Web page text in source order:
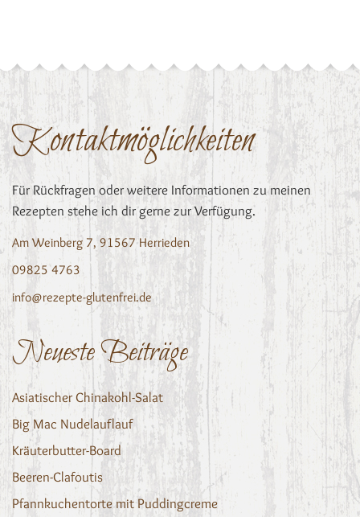
Kontaktmöglichkeiten
Für Rückfragen oder weitere Informationen zu meinen
Rezepten stehe ich dir gerne zur Verfügung.
Am Weinberg 7, 91567 Herrieden
09825 4763
info@rezepte-glutenfrei.de
Neueste Beiträge
Asiatischer Chinakohl-Salat
Big Mac Nudelauflauf
Kräuterbutter-Board
Beeren-Clafoutis
Pfannkuchentorte mit Puddingcreme